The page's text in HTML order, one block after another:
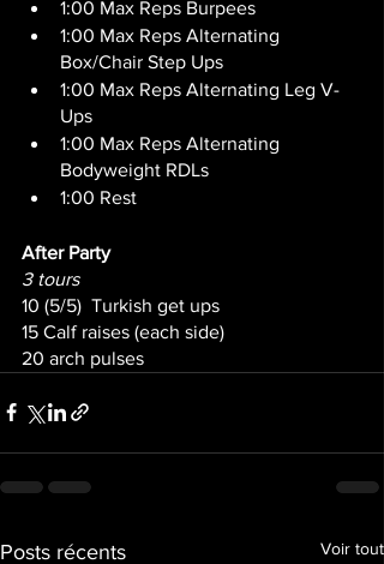
1:00 Max Reps Burpees
1:00 Max Reps Alternating
Box/Chair Step Ups
1:00 Max Reps Alternating Leg V-
Ups
1:00 Max Reps Alternating
Bodyweight RDLs
1:00 Rest
After Party
3 tours
10 (5/5)  Turkish get ups
15 Calf raises (each side)
20 arch pulses
Posts récents Voir tout